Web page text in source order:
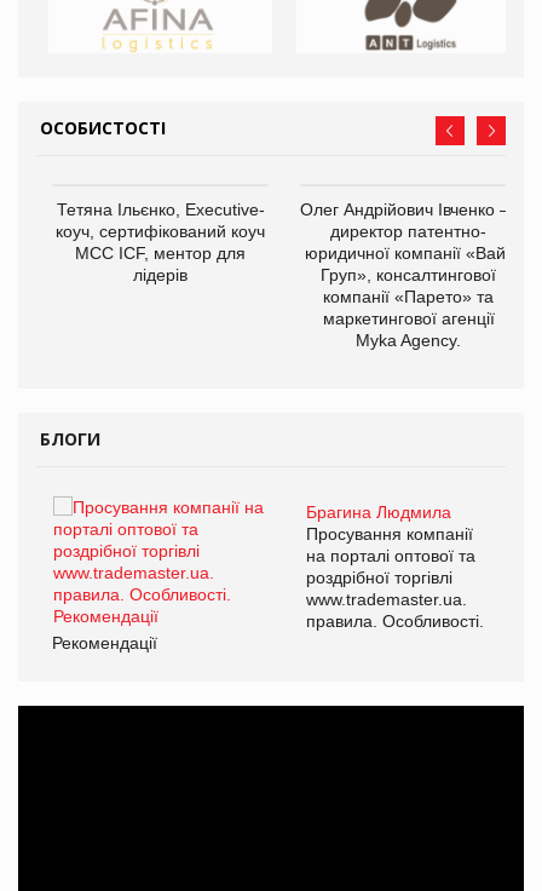
ОСОБИСТОСТІ
Тетяна Ільєнко, Executive-
коуч, сертифікований коуч
МСС ICF, ментор для
лідерів
Олег Андрійович Івченко —
директор патентно-
юридичної компанії «Вайз
Груп», консалтингової
компанії «Парето» та
маркетингової агенції
Myka Agency.
БЛОГИ
Брагина Людмила
Просування компанії
на порталі оптової та
роздрібної торгівлі
www.trademaster.ua.
правила. Особливості.
Рекомендації